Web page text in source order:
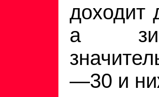
доходит
а
—30 и